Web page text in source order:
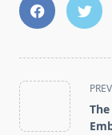
<span
class="nav-
subtitle